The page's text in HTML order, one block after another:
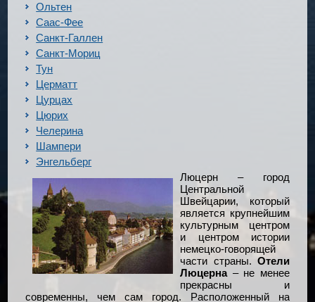
Ольтен
Саас-Фее
Санкт-Галлен
Санкт-Мориц
Тун
Церматт
Цурцах
Цюрих
Челерина
Шампери
Энгельберг
Люцерн – город
Центральной
Швейцарии, который
является крупнейшим
культурным центром
и центром истории
немецко-говорящей
части страны. Отели
Люцерна– не менее
прекрасны и
современны, чем сам город. Расположенный на